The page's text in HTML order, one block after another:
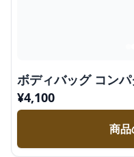
ボディバッグ コン
¥4,100
商品